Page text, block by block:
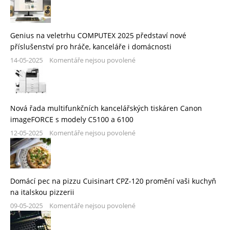
Genius na veletrhu COMPUTEX 2025 představí nové
příslušenství pro hráče, kanceláře i domácnosti
14-05-2025 Komentáře nejsou povolené
Nová řada multifunkčních kancelářských tiskáren Canon
imageFORCE s modely C5100 a 6100
12-05-2025 Komentáře nejsou povolené
Domácí pec na pizzu Cuisinart CPZ-120 promění vaši kuchyň
na italskou pizzerii
09-05-2025 Komentáře nejsou povolené